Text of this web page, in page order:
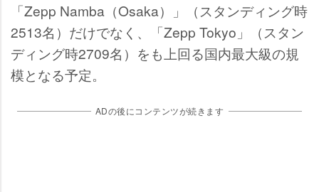
「Zepp Namba（Osaka）」（スタンディング時
2513名）だけでなく、「Zepp Tokyo」（スタン
ディング時2709名）をも上回る国内最大級の規
模となる予定。
ADの後にコンテンツが続きます